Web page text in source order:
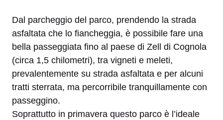
Dal parcheggio del parco, prendendo la strada
asfaltata che lo fiancheggia, è possibile fare una
bella passeggiata fino al paese di Zell di Cognola
(circa 1,5 chilometri), tra vigneti e meleti,
prevalentemente su strada asfaltata e per alcuni
tratti sterrata, ma percorribile tranquillamente con
passeggino.
Soprattutto in primavera questo parco è l’ideale